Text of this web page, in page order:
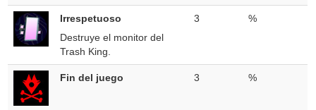
Irrespetuoso
Destruye el monitor del
Trash King.
3 %
Fin del juego 3 %